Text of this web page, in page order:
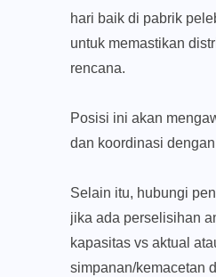
hari baik di pabrik
untuk memastikan
rencana.
Posisi ini akan
dan koordinasi
Selain itu, hubungi
jika ada perselisihan
kapasitas vs aktual
simpanan/kemacetan